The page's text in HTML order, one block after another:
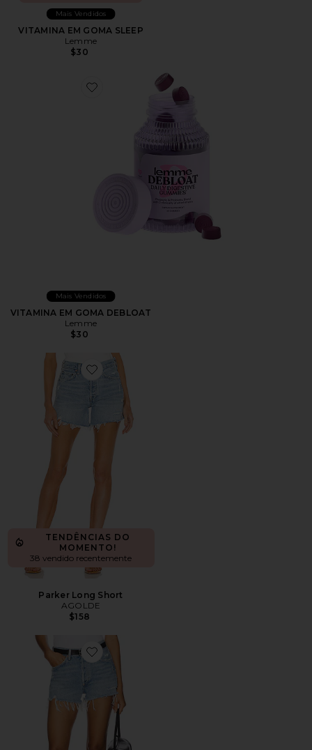
Mais Vendidos
VITAMINA EM GOMA SLEEP
Lemme
$30
Favorite VITAMINA EM GOMA DEBLOAT
Mais Vendidos
VITAMINA EM GOMA DEBLOAT
Lemme
$30
Favorite Parker Long Short
TENDÊNCIAS DO
MOMENTO!
38 vendido recentemente
Parker Long Short
AGOLDE
$158
Favorite Parker Vintage Cut Off Short